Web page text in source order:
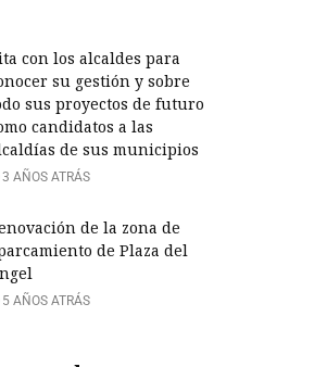
con los alcaldes para
su gestión y sobre
sus proyectos de futuro
candidatos a las
de sus municipios
3 AÑOS ATRÁS
de la zona de
de Plaza del
5 AÑOS ATRÁS